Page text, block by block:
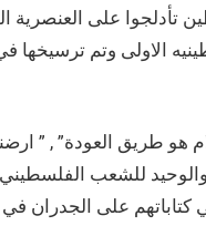
على العنصرية
الاولى وتم ترسيخها
هو طريق العودة” , ”
للشعب
كتاباتهم على الجدران